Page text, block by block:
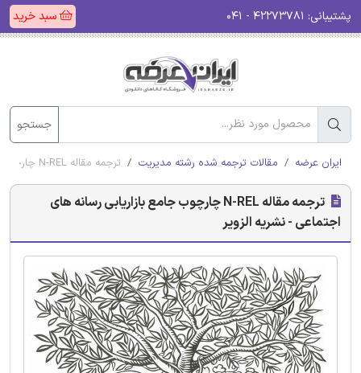
پشتیبانی: سبد خرید
جستجو
ایران عرضه مقالات ترجمه شده رشته مدیریت ترجمه مقاله N-REL چارچوب جامع بازاریابی رسانه های اجتماعی - نشریه الزویر
ترجمه مقاله N-REL چارچوب جامع بازاریابی رسانه های
اجتماعی - نشریه الزویر